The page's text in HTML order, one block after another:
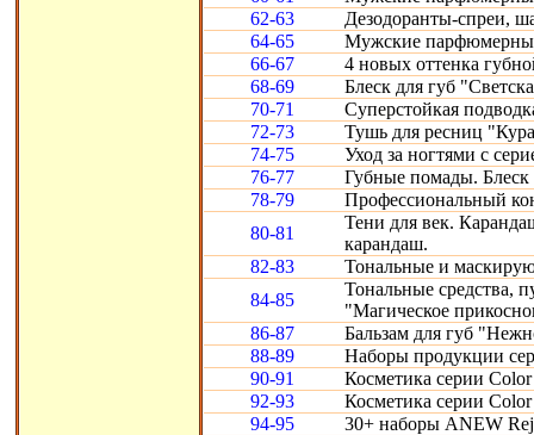
62-63
Дезодоранты-спреи,
64-65
Мужские
66-67
4 новых оттенка
68-69
Блеск для губ
70-71
Суперстойкая
72-73
Тушь для ресниц
74-75
Уход за ногтями с
76-77
Губные помады. Блеск
78-79
Профессиональный
80-81
Тени для век.
карандаш.
82-83
Тональные и
84-85
Тональные средства,
"Магическое
86-87
Бальзам для губ
88-89
Наборы продукции
90-91
Косметика серии
92-93
Косметика серии
94-95
30+ наборы ANEW